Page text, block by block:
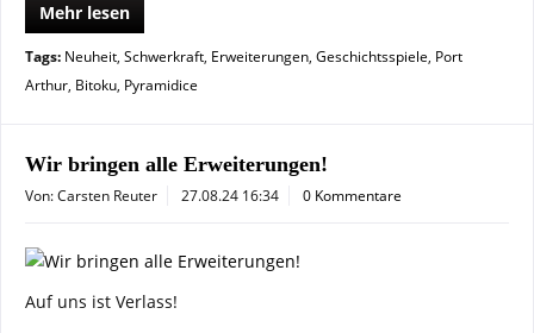
Mehr lesen
Tags: Neuheit, Schwerkraft, Erweiterungen, Geschichtsspiele, Port
Arthur, Bitoku, Pyramidice
Wir bringen alle Erweiterungen!
Von: Carsten Reuter 27.08.24 16:34 0 Kommentare
Auf uns ist Verlass!